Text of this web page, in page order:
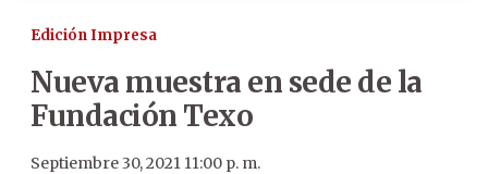
Edición Impresa
Nueva muestra en sede de la
Fundación Texo
Septiembre 30, 2021 11:00 p. m.